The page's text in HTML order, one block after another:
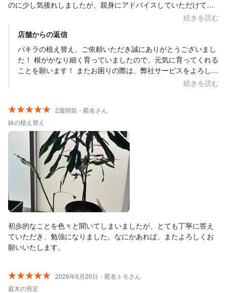
のに少し気後れしましたが、親身にアドバイスしていただけて良
かったです。 大切に育てようと思います。ありがとうございまし
続きを読む
店舗からの返信
パキラの植え替え、ご依頼いただき誠にありがとうございまし
た！ 根がかなり細く育っていましたので、元気に育ってくれる
ことを願います！ またお困りの際は、弊社サービスをよろしく
続きを読む
2週間前・匿名さん
鉢の植え替え
初歩的なことを色々と聞いてしまいましたが、とても丁寧に答え
ていただき、勉強になりました。なにかあれば、またよろしくお
願いいたします。
2026年6月20日・匿名トモさん
庭木の剪定